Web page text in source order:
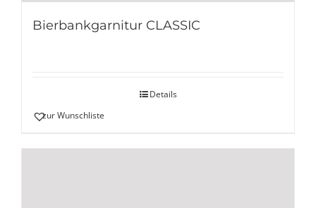
Bierbankgarnitur CLASSIC
Details
zur Wunschliste